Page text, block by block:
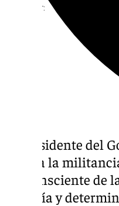
Compartir:
El presidente del
carta a la
ser consciente de
valentía y